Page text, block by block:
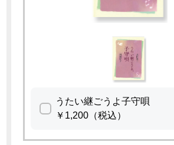
うたい継ごうよ子守唄
￥1,200（税込）